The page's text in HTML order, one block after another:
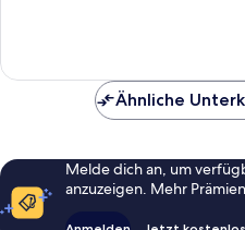
Bewertungen
Ähnliche
Melde dich an, um
anzuzeigen. Mehr